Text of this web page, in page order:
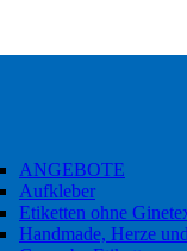
ANGEBOTE
Aufkleber
Etiketten ohne
Handmade, Herze